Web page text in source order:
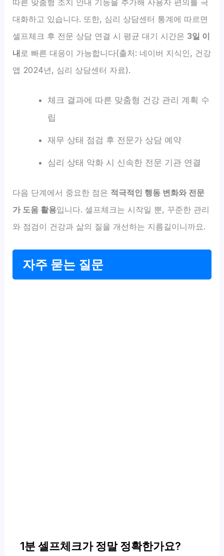
대화하고 있습니다. 또한, 심리 상담센터 통계에 따르면
셀프체크 후 전문 상담 연결 시 평균 대기 시간은 3일 이
내 로 빠른 대응이 가능합니다(출처: 네이버 지식인, 건강
앱 2024년, 심리 상담센터 자료).
체크 결과에 따른 맞춤형 건강 관리 계획 수
립
재무 상태 점검 후 전문가 상담 예약
심리 상태 악화 시 신속한 전문 기관 연결
다음 단계에서 중요한 점은 적극적인 행동 변화와 전문
가 도움 활용입니다. 셀프체크는 시작일 뿐, 꾸준한 관리
와 점검이 건강과 삶의 질을 개선하는 지름길이니까요.
자주 묻는 질문
1분 셀프체크가 정말 정확한가요?